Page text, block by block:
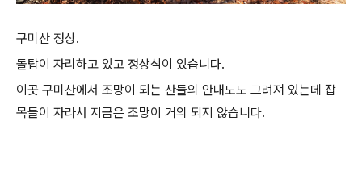
구미산 정상.
돌탑이 자리하고 있고 정상석이 있습니다.
이곳 구미산에서 조망이 되는 산들의 안내도도 그려져 있는데 잡
목들이 자라서 지금은 조망이 거의 되지 않습니다.